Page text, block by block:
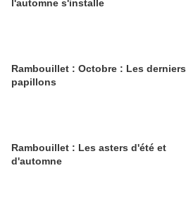
l'automne s'installe
Rambouillet : Octobre : Les derniers
papillons
Rambouillet : Les asters d'été et
d'automne